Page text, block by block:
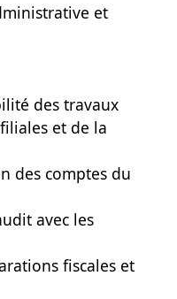
et
des travaux
et de la
des comptes du
avec les
fiscales et